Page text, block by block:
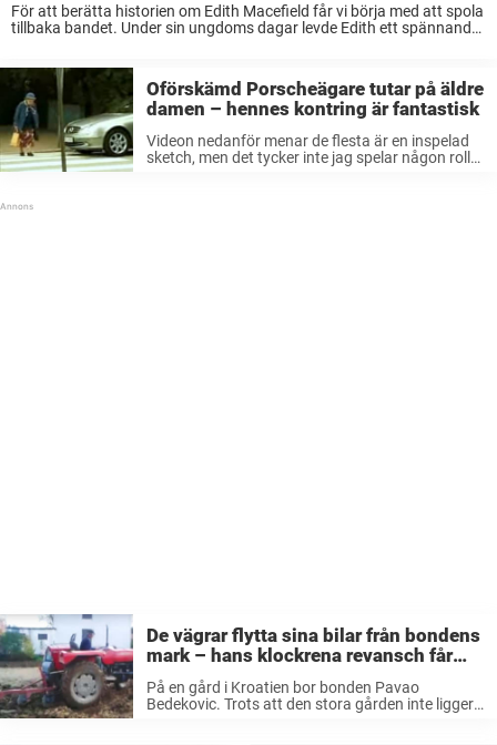
För att berätta historien om Edith Macefield får vi börja med att spola
tillbaka bandet. Under sin ungdoms dagar levde Edith ett spännande
Oförskämd Porscheägare tutar på äldre
damen – hennes kontring är fantastisk
Videon nedanför menar de flesta är en inspelad
sketch, men det tycker inte jag spelar någon roll.
De vägrar flytta sina bilar från bondens
mark – hans klockrena revansch får
hela nätet att le
På en gård i Kroatien bor bonden Pavao
Bedekovic. Trots att den stora gården inte ligger